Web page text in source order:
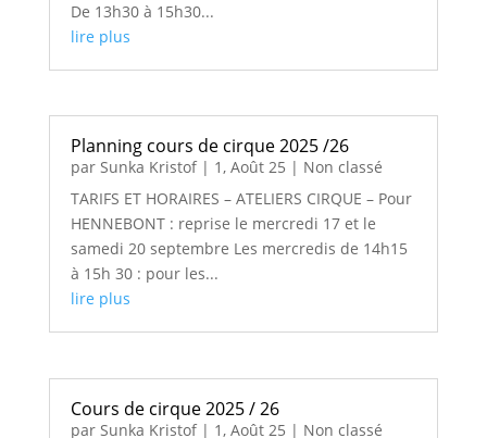
De 13h30 à 15h30...
lire plus
Planning cours de cirque 2025 /26
par Sunka Kristof| 1, Août 25 | Non classé
TARIFS ET HORAIRES – ATELIERS CIRQUE – Pour
HENNEBONT : reprise le mercredi 17 et le
samedi 20 septembre Les mercredis de 14h15
à 15h 30 : pour les...
lire plus
Cours de cirque 2025 / 26
par Sunka Kristof| 1, Août 25 | Non classé